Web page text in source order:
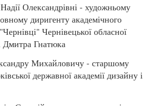
Олександрівні - художньому
диригенту академічного
Чернівецької обласної
Дмитра Гнатюка
Михайловичу - старшому
державної академії дизайну і